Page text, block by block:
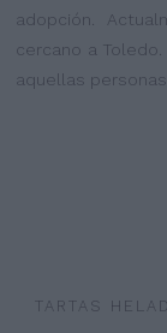
adopción.
cercano a
aquellas
TARTAS